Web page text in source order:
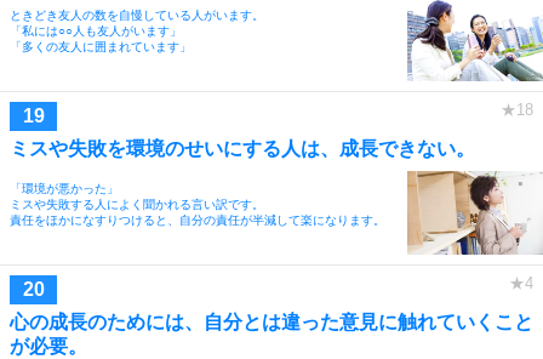
ときどき友人の数を自慢している人がいます。
「私には○○人も友人がいます」
「多くの友人に囲まれています」
ミスや失敗を環境のせいにする人は、成長できない。
「環境が悪かった」
ミスや失敗する人によく聞かれる言い訳です。
責任をほかになすりつけると、自分の責任が半減して楽になります。
心の成長のためには、自分とは違った意見に触れていくこと
が必要。